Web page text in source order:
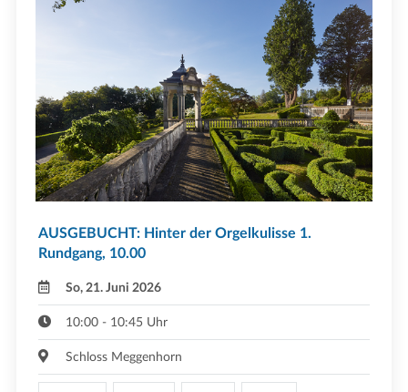
AUSGEBUCHT: Hinter der Orgelkulisse 1.
Rundgang, 10.00
So, 21. Juni 2026
10:00 - 10:45 Uhr
Schloss Meggenhorn